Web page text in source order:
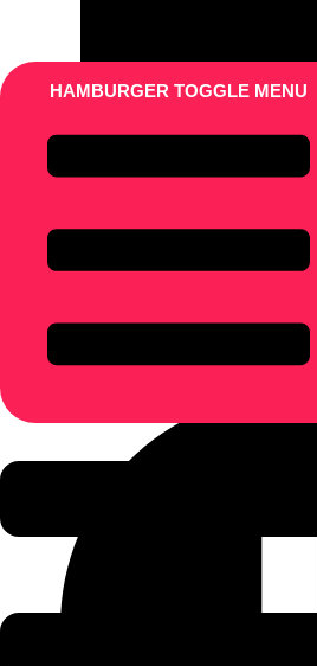
HAMBURGER TOGGLE MENU
Индивидуальная